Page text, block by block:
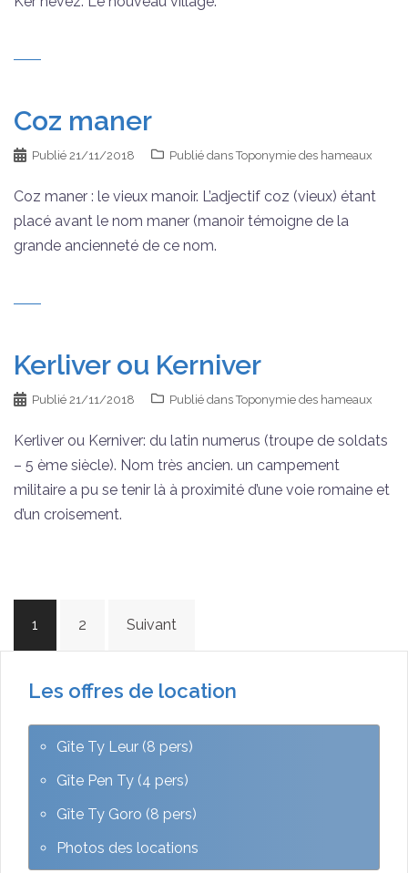
Coz maner
Publié 21/11/2018 Publié dansToponymie des hameaux
Coz maner : le vieux manoir. L’adjectif coz (vieux) étant
placé avant le nom maner (manoir témoigne de la
grande ancienneté de ce nom.
Kerliver ou Kerniver
Publié 21/11/2018 Publié dansToponymie des hameaux
Kerliver ou Kerniver: du latin numerus (troupe de soldats
– 5 ème siècle). Nom très ancien. un campement
militaire a pu se tenir là à proximité d’une voie romaine et
d’un croisement.
Pagination
des
1 2 Suivant
Les offres de location
Gîte Ty Leur (8 pers)
Gîte Pen Ty (4 pers)
Gîte Ty Goro (8 pers)
Photos des locations